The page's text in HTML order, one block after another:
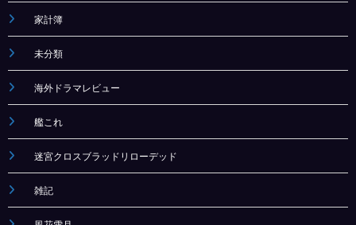
家計簿
未分類
海外ドラマレビュー
艦これ
迷宮クロスブラッドリローデッド
雑記